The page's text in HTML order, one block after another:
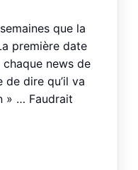
que la
première date
news de
de dire qu’il va
» … Faudrait